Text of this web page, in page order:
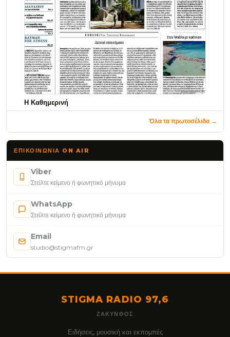
Η Καθημερινή
Όλα τα πρωτοσέλιδα →
ΕΠΙΚΟΙΝΩΝΊΑ ON AIR
Viber
Στείλτε κείμενο ή φωνητικό μήνυμα
WhatsApp
Στείλτε κείμενο ή φωνητικό μήνυμα
Email
studio@stigmafm.gr
STIGMA RADIO 97,6
ΖΆΚΥΝΘΟΣ
Ειδήσεις, μουσική και εκπομπές